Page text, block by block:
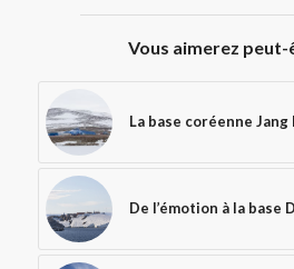
Vous aimerez
La base coréenne Jang
De l’émotion à la base